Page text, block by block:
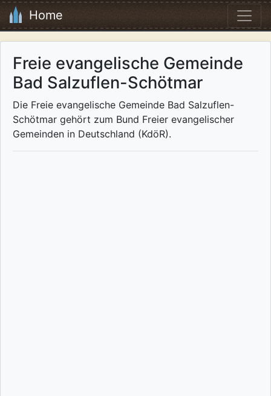
Home
Freie evangelische Gemeinde
Bad Salzuflen-Schötmar
Die Freie evangelische Gemeinde Bad Salzuflen-
Schötmar gehört zum Bund Freier evangelischer
Gemeinden in Deutschland (KdöR).